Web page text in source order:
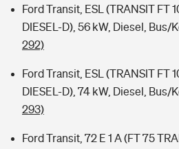
Ford Transit, ESL (TRANSIT FT
DIESEL-D), 56 kW, Diesel, Bus/
292)
Ford Transit, ESL (TRANSIT FT
DIESEL-D), 74 kW, Diesel, Bus/
293)
Ford Transit, 72 E 1 A (FT 75